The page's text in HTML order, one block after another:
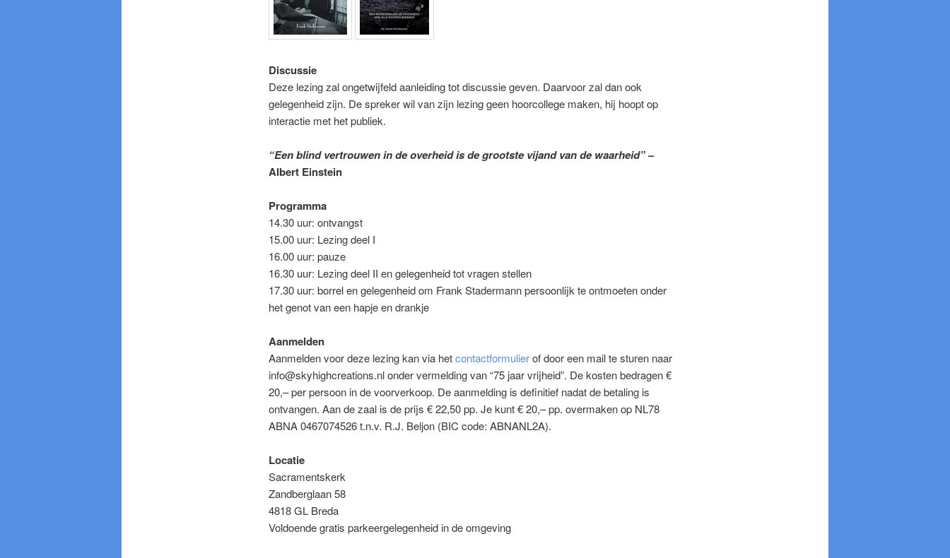
Discussie
Deze lezing zal ongetwijfeld aanleiding tot discussie geven. Daarvoor zal dan ook
gelegenheid zijn. De spreker wil van zijn lezing geen hoorcollege maken, hij hoopt op
interactie met het publiek.
“Een blind vertrouwen in de overheid is de grootste vijand van de waarheid”–
Albert Einstein
Programma
14.30 uur: ontvangst
15.00 uur: Lezing deel I
16.00 uur: pauze
16.30 uur: Lezing deel II en gelegenheid tot vragen stellen
17.30 uur: borrel en gelegenheid om Frank Stadermann persoonlijk te ontmoeten onder
het genot van een hapje en drankje
Aanmelden
Aanmelden voor deze lezing kan via hetcontactformulierof door een mail te sturen naar
info@skyhighcreations.nl onder vermelding van “75 jaar vrijheid”. De kosten bedragen €
20,– per persoon in de voorverkoop. De aanmelding is definitief nadat de betaling is
ontvangen. Aan de zaal is de prijs € 22,50 pp. Je kunt € 20,– pp. overmaken op NL78
ABNA 0467074526 t.n.v. R.J. Beljon (BIC code: ABNANL2A).
Locatie
Sacramentskerk
Zandberglaan 58
4818 GL Breda
Voldoende gratis parkeergelegenheid in de omgeving